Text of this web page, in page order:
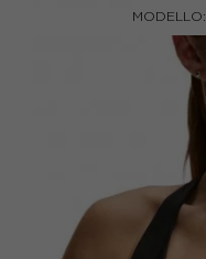
MODELLO: